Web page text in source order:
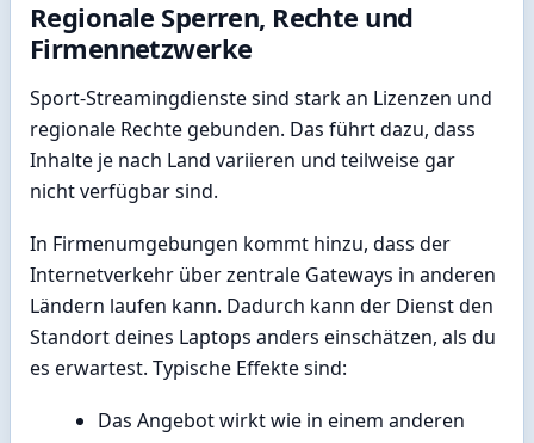
Regionale Sperren, Rechte und
Firmennetzwerke
Sport-Streamingdienste sind stark an Lizenzen und
regionale Rechte gebunden. Das führt dazu, dass
Inhalte je nach Land variieren und teilweise gar
nicht verfügbar sind.
In Firmenumgebungen kommt hinzu, dass der
Internetverkehr über zentrale Gateways in anderen
Ländern laufen kann. Dadurch kann der Dienst den
Standort deines Laptops anders einschätzen, als du
es erwartest. Typische Effekte sind:
Das Angebot wirkt wie in einem anderen